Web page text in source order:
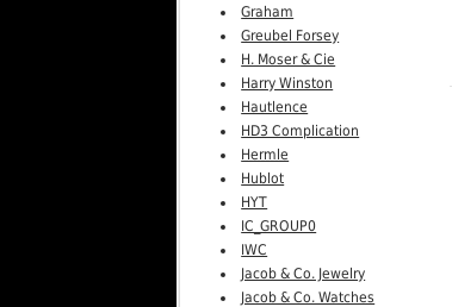
Graham
Greubel Forsey
H. Moser & Cie
Harry Winston
Hautlence
HD3 Complication
Hermle
Hublot
HYT
IC_GROUP0
IWC
Jacob & Co. Jewelry
Jacob & Co. Watches